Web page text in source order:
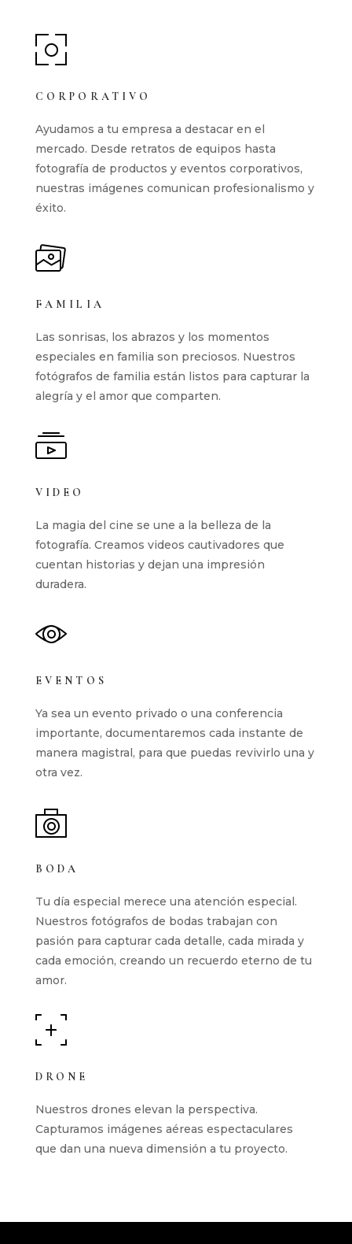
CORPORATIVO
Ayudamos a tu empresa a destacar en el
mercado. Desde retratos de equipos hasta
fotografía de productos y eventos corporativos,
nuestras imágenes comunican profesionalismo y
éxito.
FAMILIA
Las sonrisas, los abrazos y los momentos
especiales en familia son preciosos. Nuestros
fotógrafos de familia están listos para capturar la
alegría y el amor que comparten.
VIDEO
La magia del cine se une a la belleza de la
fotografía. Creamos videos cautivadores que
cuentan historias y dejan una impresión
duradera.
EVENTOS
Ya sea un evento privado o una conferencia
importante, documentaremos cada instante de
manera magistral, para que puedas revivirlo una y
otra vez.
BODA
Tu día especial merece una atención especial.
Nuestros fotógrafos de bodas trabajan con
pasión para capturar cada detalle, cada mirada y
cada emoción, creando un recuerdo eterno de tu
amor.
DRONE
Nuestros drones elevan la perspectiva.
Capturamos imágenes aéreas espectaculares
que dan una nueva dimensión a tu proyecto.